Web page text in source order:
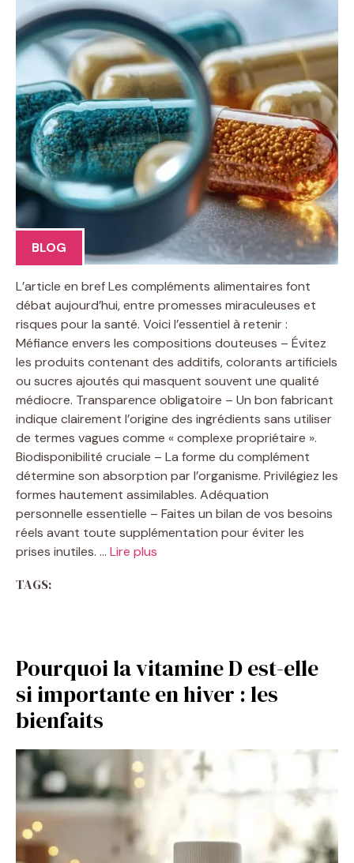
BLOG
L’article en bref Les compléments alimentaires font
débat aujourd’hui, entre promesses miraculeuses et
risques pour la santé. Voici l’essentiel à retenir :
Méfiance envers les compositions douteuses – Évitez
les produits contenant des additifs, colorants artificiels
ou sucres ajoutés qui masquent souvent une qualité
médiocre. Transparence obligatoire – Un bon fabricant
indique clairement l’origine des ingrédients sans utiliser
de termes vagues comme « complexe propriétaire ».
Biodisponibilité cruciale – La forme du complément
détermine son absorption par l’organisme. Privilégiez les
formes hautement assimilables. Adéquation
personnelle essentielle – Faites un bilan de vos besoins
réels avant toute supplémentation pour éviter les
prises inutiles. … Lire plus
TAGS:
Pourquoi la vitamine D est-elle
si importante en hiver : les
bienfaits